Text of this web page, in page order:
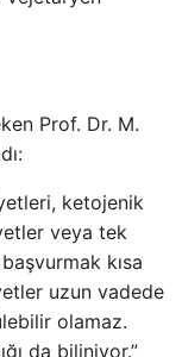
Prof. Dr. M.
ketojenik
veya tek
kısa
uzun vadede
olamaz.
da biliniyor.”